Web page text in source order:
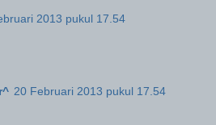
2013 pukul 17.54
20 Februari 2013 pukul 17.54